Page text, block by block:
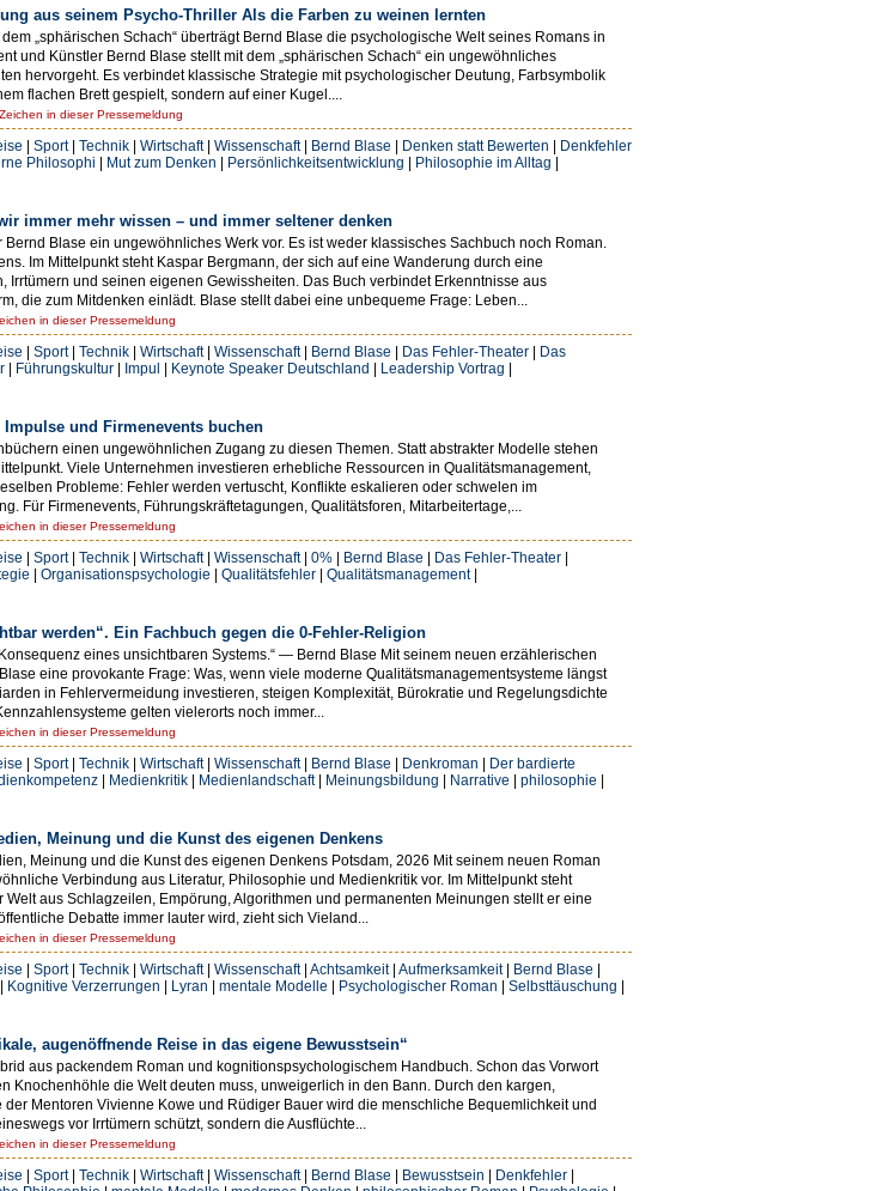
aus seinem Psycho-Thriller Als die Farben zu weinen lernten
„sphärischen Schach“ überträgt Bernd Blase die psychologische Welt seines Romans in
und Künstler Bernd Blase stellt mit dem „sphärischen Schach“ ein ungewöhnliches
hervorgeht. Es verbindet klassische Strategie mit psychologischer Deutung, Farbsymbolik
flachen Brett gespielt, sondern auf einer Kugel....
in dieser Pressemeldung
| Sport| Technik | Wirtschaft| Wissenschaft| Bernd Blase | Denken statt Bewerten | Denkfehler
Philosophi | Mut zum Denken | Persönlichkeitsentwicklung | Philosophie im Alltag |
immer mehr wissen – und immer seltener denken
Blase ein ungewöhnliches Werk vor. Es ist weder klassisches Sachbuch noch Roman.
Im Mittelpunkt steht Kaspar Bergmann, der sich auf eine Wanderung durch eine
und seinen eigenen Gewissheiten. Das Buch verbindet Erkenntnisse aus
die zum Mitdenken einlädt. Blase stellt dabei eine unbequeme Frage: Leben...
in dieser Pressemeldung
| Sport| Technik | Wirtschaft| Wissenschaft| Bernd Blase | Das Fehler-Theater | Das
| Führungskultur | Impul | Keynote Speaker Deutschland | Leadership Vortrag |
und Firmenevents buchen
einen ungewöhnlichen Zugang zu diesen Themen. Statt abstrakter Modelle stehen
Viele Unternehmen investieren erhebliche Ressourcen in Qualitätsmanagement,
Probleme: Fehler werden vertuscht, Konflikte eskalieren oder schwelen im
Für Firmenevents, Führungskräftetagungen, Qualitätsforen, Mitarbeitertage,...
in dieser Pressemeldung
| Sport| Technik | Wirtschaft| Wissenschaft| 0% | Bernd Blase | Das Fehler-Theater |
| Organisationspsychologie | Qualitätsfehler | Qualitätsmanagement|
werden“. Ein Fachbuch gegen die 0-Fehler-Religion
eines unsichtbaren Systems.“ — Bernd Blase Mit seinem neuen erzählerischen
eine provokante Frage: Was, wenn viele moderne Qualitätsmanagementsysteme längst
in Fehlervermeidung investieren, steigen Komplexität, Bürokratie und Regelungsdichte
gelten vielerorts noch immer...
in dieser Pressemeldung
| Sport| Technik | Wirtschaft| Wissenschaft| Bernd Blase | Denkroman | Der bardierte
| Medienkritik | Medienlandschaft| Meinungsbildung | Narrative | philosophie |
Meinung und die Kunst des eigenen Denkens
Meinung und die Kunst des eigenen Denkens Potsdam, 2026 Mit seinem neuen Roman
Verbindung aus Literatur, Philosophie und Medienkritik vor. Im Mittelpunkt steht
aus Schlagzeilen, Empörung, Algorithmen und permanenten Meinungen stellt er eine
Debatte immer lauter wird, zieht sich Vieland...
in dieser Pressemeldung
| Sport| Technik | Wirtschaft| Wissenschaft| Achtsamkeit| Aufmerksamkeit| Bernd Blase |
| Kognitive Verzerrungen | Lyran | mentale Modelle | Psychologischer Roman | Selbsttäuschung |
augenöffnende Reise in das eigene Bewusstsein“
aus packendem Roman und kognitionspsychologischem Handbuch. Schon das Vorwort
die Welt deuten muss, unweigerlich in den Bann. Durch den kargen,
Mentoren Vivienne Kowe und Rüdiger Bauer wird die menschliche Bequemlichkeit und
vor Irrtümern schützt, sondern die Ausflüchte...
in dieser Pressemeldung
| Sport| Technik | Wirtschaft| Wissenschaft| Bernd Blase | Bewusstsein | Denkfehler |